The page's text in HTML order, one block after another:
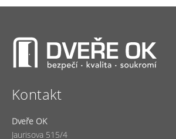
Kontakt
Dveře OK
Jaurisova 515/4